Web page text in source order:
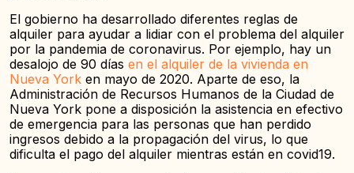
El gobierno ha desarrollado diferentes reglas de
alquiler para ayudar a lidiar con el problema del alquiler
por la pandemia de coronavirus. Por ejemplo, hay un
desalojo de 90 días en el alquiler de la vivienda en
Nueva York en mayo de 2020. Aparte de eso, la
Administración de Recursos Humanos de la Ciudad de
Nueva York pone a disposición la asistencia en efectivo
de emergencia para las personas que han perdido
ingresos debido a la propagación del virus, lo que
dificulta el pago del alquiler mientras están en covid19.